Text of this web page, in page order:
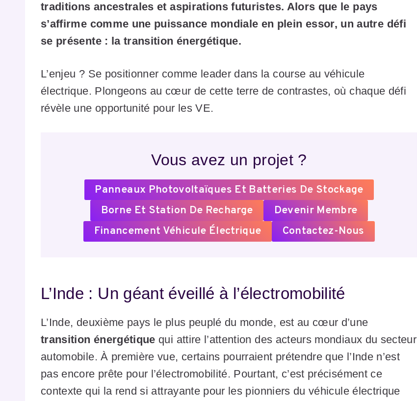
traditions ancestrales et aspirations futuristes. Alors que le pays
s’affirme comme une puissance mondiale en plein essor, un autre défi
se présente : la transition énergétique.
L’enjeu ? Se positionner comme leader dans la course au véhicule
électrique. Plongeons au cœur de cette terre de contrastes, où chaque défi
révèle une opportunité pour les VE.
Vous avez un projet ?
Panneaux Photovoltaïques Et Batteries De Stockage
Borne Et Station De Recharge
Devenir Membre
Financement Véhicule Électrique
Contactez-Nous
L’Inde : Un géant éveillé à l’électromobilité
L’Inde, deuxième pays le plus peuplé du monde, est au cœur d’une
transition énergétique qui attire l’attention des acteurs mondiaux du secteur
automobile. À première vue, certains pourraient prétendre que l’Inde n’est
pas encore prête pour l’électromobilité. Pourtant, c’est précisément ce
contexte qui la rend si attrayante pour les pionniers du véhicule électrique